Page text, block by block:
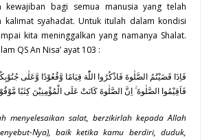
kewajiban bagi semua manusia yang telah
kalimat syahadat. Untuk itulah dalam kondisi
kita meninggalkan yang namanya Shalat.
QS An Nisa’ ayat 103 :
فَاِذَا قَضَيْتُمُ الصَّلٰوةَ فَاذْكُرُوا اللّٰهَ قِيَامًا وَّقُعُوْدًا وَّعَلٰى
فَاَقِيْمُوا الصَّلٰوةَ ۚ اِنَّ الصَّلٰوةَ كَانَتْ عَلَى الْمُؤْمِنِيْنَ كِتٰبًا
menyelesaikan salat, berzikirlah kepada Allah
Nya), baik ketika kamu berdiri, duduk,